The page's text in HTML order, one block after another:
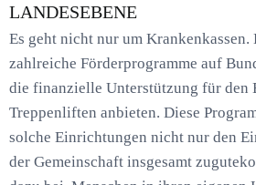
LANDESEBENE
Es geht nicht nur um Krankenkassen.
zahlreiche Förderprogramme auf
die finanzielle Unterstützung für den
Treppenliften anbieten. Diese
solche Einrichtungen nicht nur den
der Gemeinschaft insgesamt